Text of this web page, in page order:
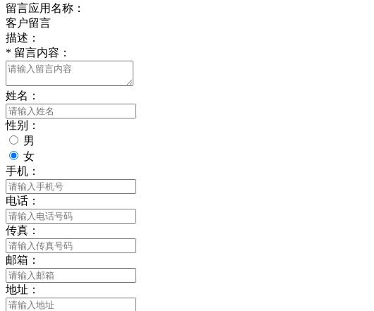
留言应用名称：
客户留言
描述：
* 留言内容：
姓名：
性别：
男
女
手机：
电话：
传真：
邮箱：
地址：